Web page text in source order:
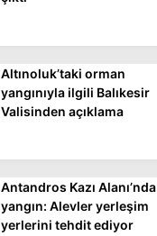
Altınoluk’taki orman
yangınıyla ilgili Balıkesir
Valisinden açıklama
Antandros Kazı Alanı’nda
yangın: Alevler yerleşim
yerlerini tehdit ediyor